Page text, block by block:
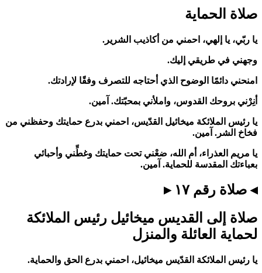
صلاة الحماية
يا ربّي، يا إلهي، احمني من أكاذيب الشرير.
وجهني في طريقي إليك.
امنحني دائمًا الوضوح الذي أحتاجه للتصرف وفقًا لإرادتك.
أنِرْني بروحك القدوس، واملأني بمحبّتك. آمين.
يا رئيس الملائكة ميخائيل القدّيس، احمني بدرع حمايتك وحفظني من
فخاخ الشر. آمين.
يا مريم العذراء، أم الله، ضعْني تحت حمايتك وغطِّني وأحبائي
بعباءتك المقدسة للحماية. آمين.
◂ صلاة رقم ١٧ ▸
صلاة إلى القديس ميخائيل رئيس الملائكة
لحماية العائلة والمنزل
يا رئيس الملائكة القدّيس ميخائيل، احمني بدرع الحق والحماية.